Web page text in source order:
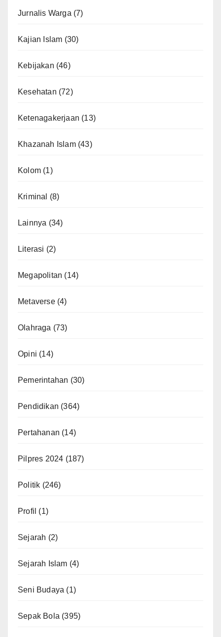
Jurnalis Warga (7)
Kajian Islam (30)
Kebijakan (46)
Kesehatan (72)
Ketenagakerjaan (13)
Khazanah Islam(43)
Kolom (1)
Kriminal (8)
Lainnya (34)
Literasi (2)
Megapolitan (14)
Metaverse(4)
Olahraga (73)
Opini (14)
Pemerintahan (30)
Pendidikan (364)
Pertahanan (14)
Pilpres 2024 (187)
Politik (246)
Profil (1)
Sejarah (2)
Sejarah Islam (4)
Seni Budaya (1)
Sepak Bola (395)